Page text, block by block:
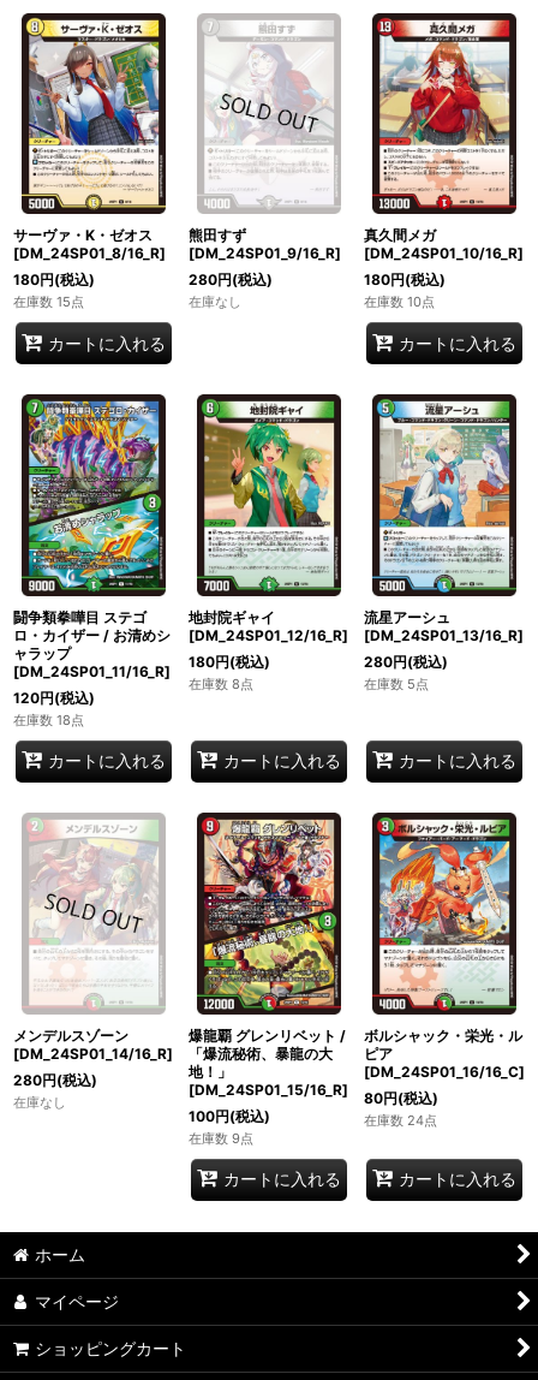
サーヴァ・K・ゼオス
[DM_24SP01_8/16_R]
180円(税込)
在庫数 15点
カートに入れる
熊田すず
[DM_24SP01_9/16_R]
280円(税込)
在庫なし
真久間メガ
[DM_24SP01_10/16_R]
180円(税込)
在庫数 10点
カートに入れる
闘争類拳嘩目 ステゴ
ロ・カイザー / お清めシ
ャラップ
[DM_24SP01_11/16_R]
120円(税込)
在庫数 18点
カートに入れる
地封院ギャイ
[DM_24SP01_12/16_R]
180円(税込)
在庫数 8点
カートに入れる
流星アーシュ
[DM_24SP01_13/16_R]
280円(税込)
在庫数 5点
カートに入れる
メンデルスゾーン
[DM_24SP01_14/16_R]
280円(税込)
在庫なし
爆龍覇 グレンリベット /
「爆流秘術、暴龍の大
地！」
[DM_24SP01_15/16_R]
100円(税込)
在庫数 9点
カートに入れる
ボルシャック・栄光・ル
ピア
[DM_24SP01_16/16_C]
80円(税込)
在庫数 24点
カートに入れる
ホーム
マイページ
ショッピングカート